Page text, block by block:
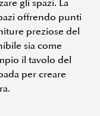
gli spazi. La
offrendo punti
preziose del
sia come
il tavolo del
per creare